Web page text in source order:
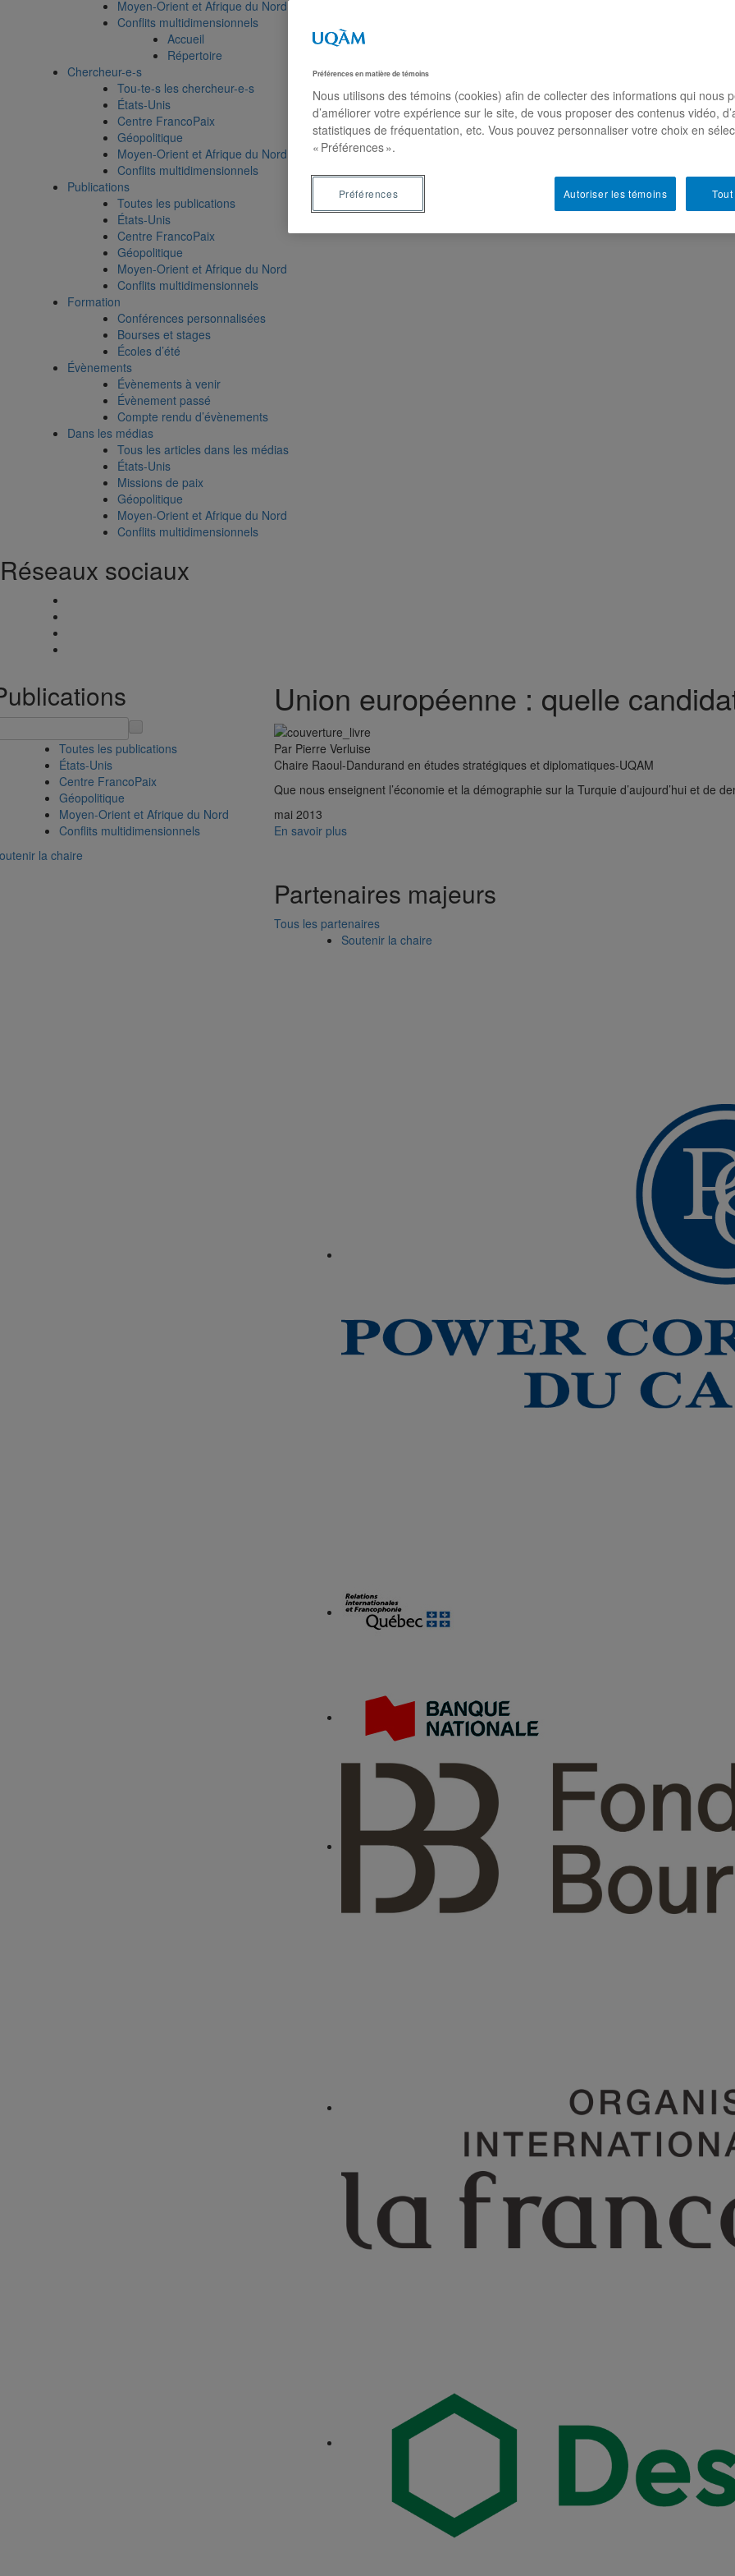
Moyen-Orient et Afrique du Nord
Conflits multidimensionnels
Accueil
Répertoire
Chercheur-e-s
Tou-te-s les chercheur-e-s
États-Unis
Centre FrancoPaix
Géopolitique
Moyen-Orient et Afrique du Nord
Conflits multidimensionnels
Publications
Toutes les publications
États-Unis
Centre FrancoPaix
Géopolitique
Moyen-Orient et Afrique du Nord
Conflits multidimensionnels
Formation
Conférences personnalisées
Bourses et stages
Écoles d’été
Évènements
Évènements à venir
Évènement passé
Compte rendu d’évènements
Dans les médias
Tous les articles dans les médias
États-Unis
Missions de paix
Géopolitique
Moyen-Orient et Afrique du Nord
Conflits multidimensionnels
Réseaux sociaux
Toutes les publications
États-Unis
Centre FrancoPaix
Géopolitique
Moyen-Orient et Afrique du Nord
Conflits multidimensionnels
la chaire
Union européenne : quelle
Par Pierre Verluise
Chaire Raoul-Dandurand en études stratégiques et diplomatiques-UQAM
Que nous enseignent l’économie et la démographie sur la Turquie d’aujourd’hui et de
mai 2013
En savoir plus
Partenaires majeurs
Tous les partenaires
Soutenir la chaire
Préférences en matière de témoins
Nous utilisons des témoins (cookies) afin de collecter des informations qui nous
d’améliorer votre expérience sur le site, de vous proposer des contenus vidéo,
statistiques de fréquentation, etc. Vous pouvez personnaliser votre choix en
« Préférences ».
Autoriser les témoins
Préférences